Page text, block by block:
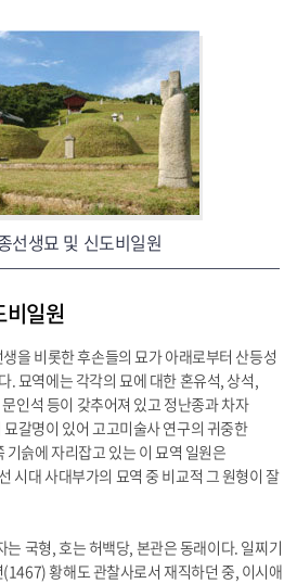
선생묘 및 신도비일원
비일원
을 비롯한 후손들의 묘가 아래로부터 산등성
. 묘역에는 각각의 묘에 대한 혼유석, 상석,
인석 등이 갖추어져 있고 정난종과 차자
갈명이 있어 고고미술사 연구의 귀중한
슭에 자리잡고 있는 이 묘역 일원은
시대 사대부가의 묘역 중 비교적 그 원형이 잘
국형, 호는 허백당, 본관은 동래이다. 일찌기
황해도 관찰사로서 재직하던 중, 이시애